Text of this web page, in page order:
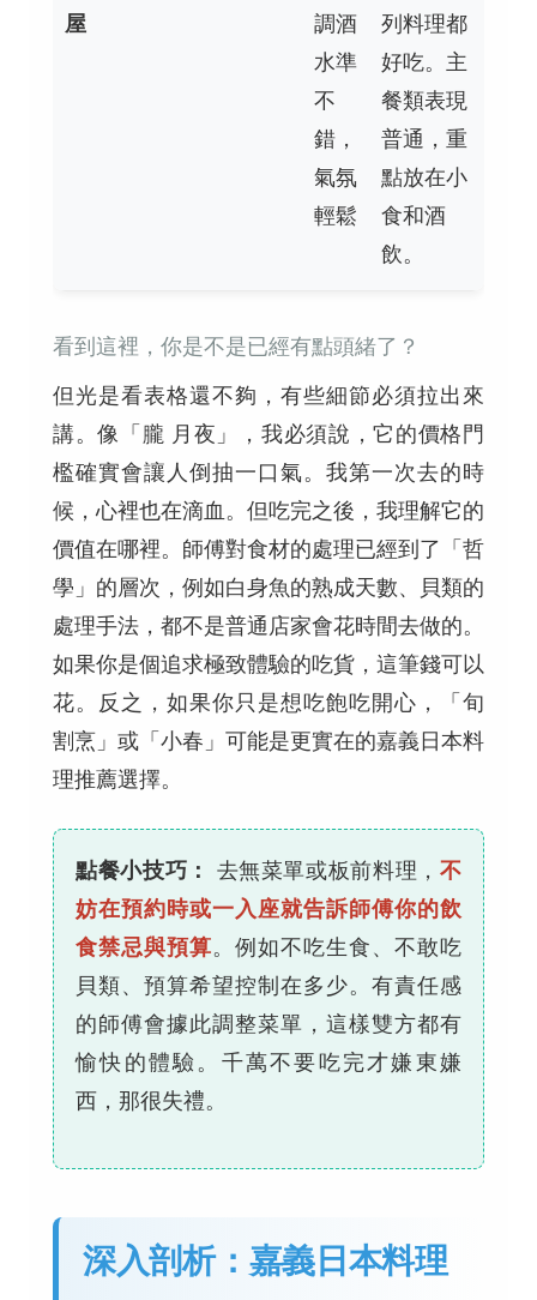
屋
調酒
水準
不
錯，
氣氛
輕鬆
列料理都
好吃。主
餐類表現
普通，重
點放在小
食和酒
飲。
看到這裡，你是不是已經有點頭緒了？
但光是看表格還不夠，有些細節必須拉出來
講。像「朧 月夜」，我必須說，它的價格門
檻確實會讓人倒抽一口氣。我第一次去的時
候，心裡也在滴血。但吃完之後，我理解它的
價值在哪裡。師傅對食材的處理已經到了「哲
學」的層次，例如白身魚的熟成天數、貝類的
處理手法，都不是普通店家會花時間去做的。
如果你是個追求極致體驗的吃貨，這筆錢可以
花。反之，如果你只是想吃飽吃開心，「旬
割烹」或「小春」可能是更實在的嘉義日本料
理推薦選擇。
點餐小技巧： 去無菜單或板前料理，不
妨在預約時或一入座就告訴師傅你的飲
食禁忌與預算。例如不吃生食、不敢吃
貝類、預算希望控制在多少。有責任感
的師傅會據此調整菜單，這樣雙方都有
愉快的體驗。千萬不要吃完才嫌東嫌
西，那很失禮。
深入剖析：嘉義日本料理